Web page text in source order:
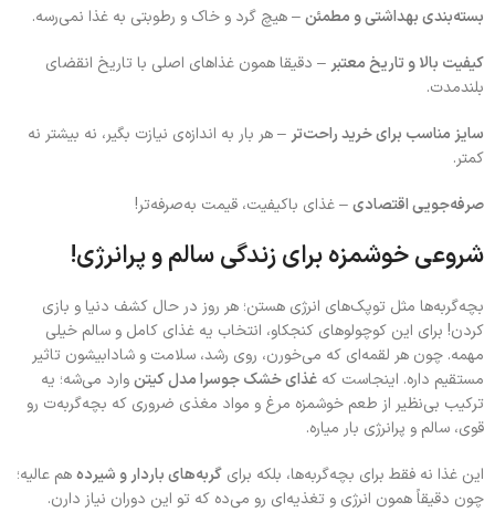
بسته‌بندی بهداشتی و مطمئن– هیچ گرد و خاک و رطوبتی به غذا نمی‌رسه.
کیفیت بالا و تاریخ معتبر – دقیقا همون غذاهای اصلی با تاریخ انقضای
بلندمدت.
سایز مناسب برای خرید راحت‌تر – هر بار به اندازه‌ی نیازت بگیر، نه بیشتر نه
کمتر.
صرفه‌جویی اقتصادی– غذای باکیفیت، قیمت به‌صرفه‌تر!
شروعی خوشمزه برای زندگی سالم و پرانرژی!
بچه‌گربه‌ها مثل توپک‌های انرژی هستن؛ هر روز در حال کشف دنیا و بازی
کردن! برای این کوچولوهای کنجکاو، انتخاب یه غذای کامل و سالم خیلی
مهمه. چون هر لقمه‌ای که می‌خورن، روی رشد، سلامت و شادابیشون تاثیر
مستقیم داره. اینجاست که غذای خشک جوسرا مدل کیتنوارد می‌شه؛ یه
ترکیب بی‌نظیر از طعم خوشمزه مرغ و مواد مغذی ضروری که بچه‌گربه‌ت رو
قوی، سالم و پرانرژی بار میاره.
این غذا نه فقط برای بچه‌گربه‌ها، بلکه برای گربه‌های باردار و شیردههم عالیه؛
چون دقیقاً همون انرژی و تغذیه‌ای رو می‌ده که تو این دوران نیاز دارن.